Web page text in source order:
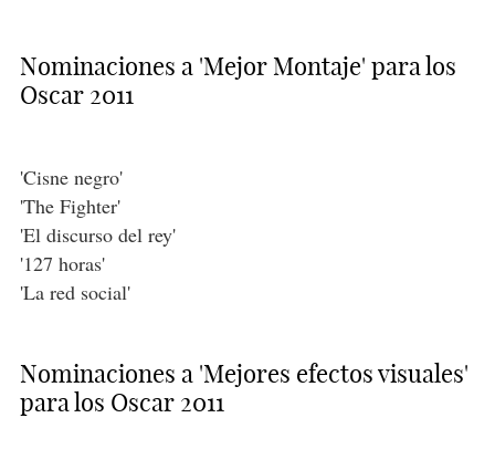
Nominaciones a 'Mejor Montaje' para los
Oscar 2011
'Cisne negro'
'The Fighter'
'El discurso del rey'
'127 horas'
'La red social'
Nominaciones a 'Mejores efectos visuales'
para los Oscar 2011